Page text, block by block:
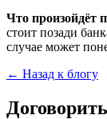
Что произойдёт
стоит позади
случае может
← Назад к блогу